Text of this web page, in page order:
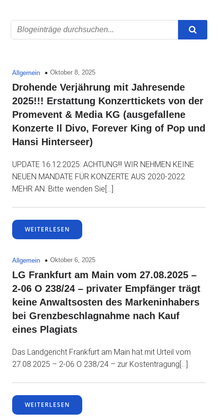
Allgemein Oktober 8, 2025
Drohende Verjährung mit Jahresende
2025!!! Erstattung Konzerttickets von der
Promevent & Media KG (ausgefallene
Konzerte Il Divo, Forever King of Pop und
Hansi Hinterseer)
UPDATE 16.12.2025: ACHTUNG!!! WIR NEHMEN KEINE
NEUEN MANDATE FÜR KONZERTE AUS 2020-2022
MEHR AN. Bitte wenden Sie[…]
WEITERLESEN
Allgemein Oktober 6, 2025
LG Frankfurt am Main vom 27.08.2025 –
2-06 O 238/24 – privater Empfänger trägt
keine Anwaltsosten des Markeninhabers
bei Grenzbeschlagnahme nach Kauf
eines Plagiats
Das Landgericht Frankfurt am Main hat mit Urteil vom
27.08.2025 – 2-06 O 238/24 – zur Kostentragung[…]
WEITERLESEN